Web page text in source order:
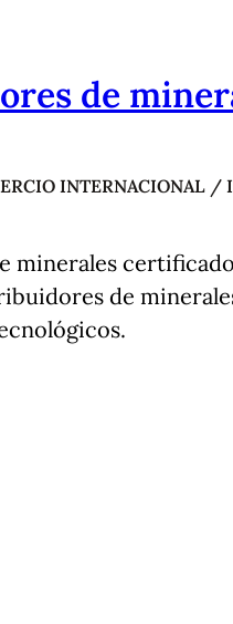
de
INTERNACIONAL /
minerales
de